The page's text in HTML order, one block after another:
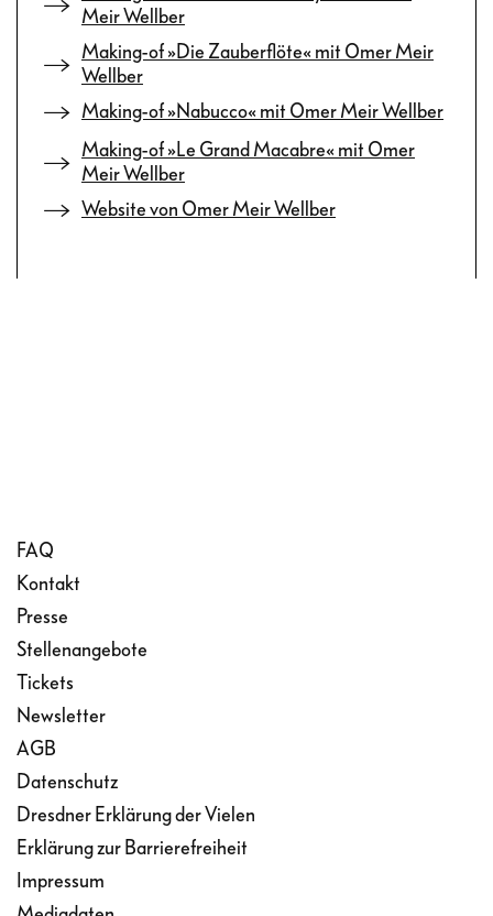
Meir Wellber
Making-of »Die Zauberflöte« mit Omer Meir
Wellber
Making-of »Nabucco« mit Omer Meir Wellber
Making-of »Le Grand Macabre« mit Omer
Meir Wellber
Website von Omer Meir Wellber
FAQ
Kontakt
Presse
Stellenangebote
Tickets
Newsletter
AGB
Datenschutz
Dresdner Erklärung der Vielen
Erklärung zur Barrierefreiheit
Impressum